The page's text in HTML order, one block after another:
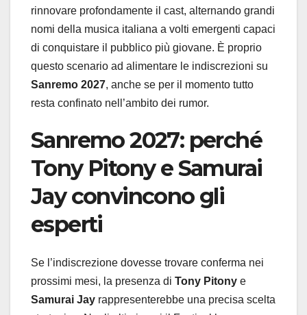
rinnovare profondamente il cast, alternando grandi
nomi della musica italiana a volti emergenti capaci
di conquistare il pubblico più giovane. È proprio
questo scenario ad alimentare le indiscrezioni su
Sanremo 2027, anche se per il momento tutto
resta confinato nell’ambito dei rumor.
Sanremo 2027: perché
Tony PitonyeSamurai
Jayconvincono gli
esperti
Se l’indiscrezione dovesse trovare conferma nei
prossimi mesi, la presenza di Tony Pitony e
Samurai Jay rappresenterebbe una precisa scelta